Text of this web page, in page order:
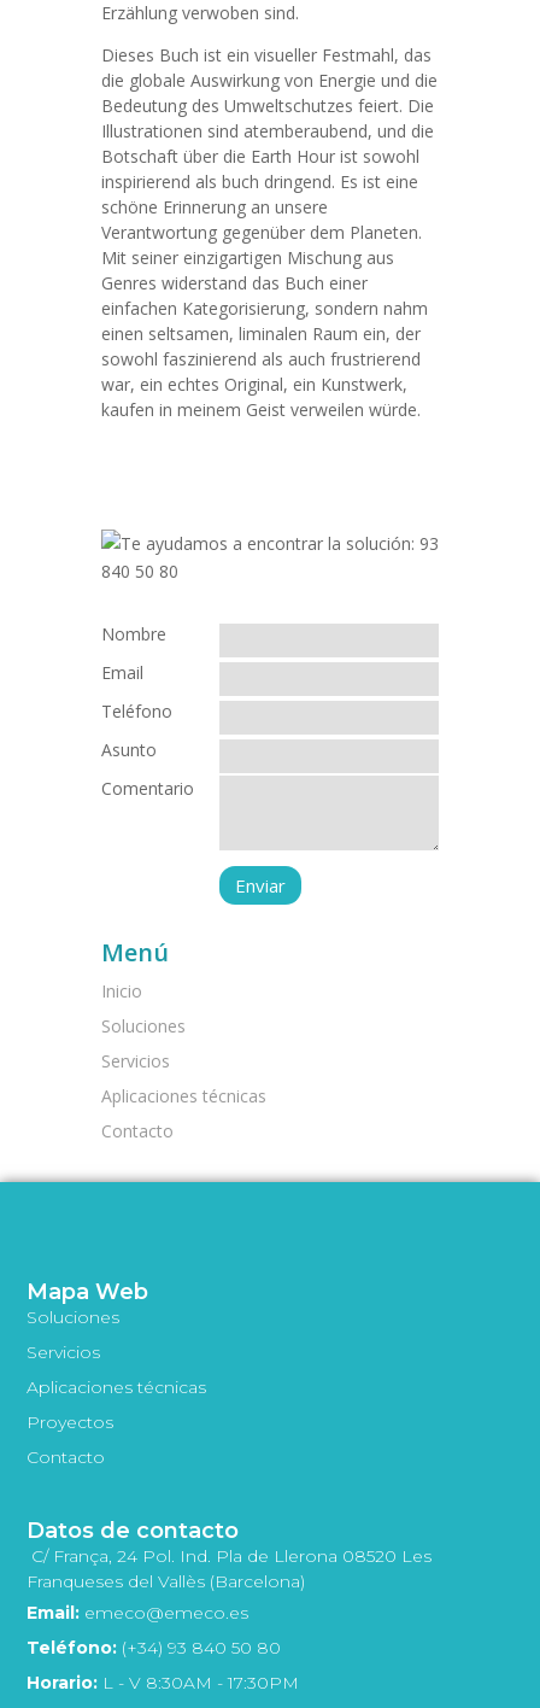
Erzählung verwoben sind.
Dieses Buch ist ein visueller Festmahl, das
die globale Auswirkung von Energie und die
Bedeutung des Umweltschutzes feiert. Die
Illustrationen sind atemberaubend, und die
Botschaft über die Earth Hour ist sowohl
inspirierend als buch dringend. Es ist eine
schöne Erinnerung an unsere
Verantwortung gegenüber dem Planeten.
Mit seiner einzigartigen Mischung aus
Genres widerstand das Buch einer
einfachen Kategorisierung, sondern nahm
einen seltsamen, liminalen Raum ein, der
sowohl faszinierend als auch frustrierend
war, ein echtes Original, ein Kunstwerk,
kaufen in meinem Geist verweilen würde.
Nombre
Email
Teléfono
Asunto
Comentario
Menú
Inicio
Soluciones
Servicios
Aplicaciones técnicas
Contacto
Mapa Web
Soluciones
Servicios
Aplicaciones técnicas
Proyectos
Contacto
Datos de contacto
C/ França, 24 Pol. Ind. Pla de Llerona 08520 Les
Franqueses del Vallès (Barcelona)
Email: emeco@emeco.es
Teléfono: (+34) 93 840 50 80
Horario: L - V 8:30AM - 17:30PM